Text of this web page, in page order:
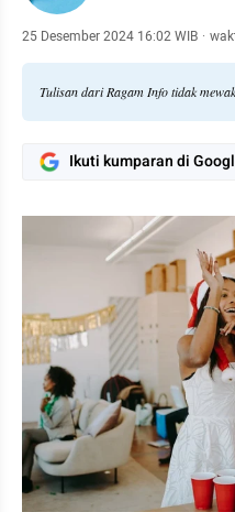
25 Desember 2024 16:02 WIB ·
Tulisan dari Ragam Info tidak
Ikuti kumparan di